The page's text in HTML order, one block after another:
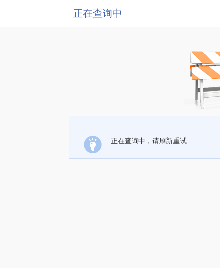
正在查询中
正在查询中，请刷新重试